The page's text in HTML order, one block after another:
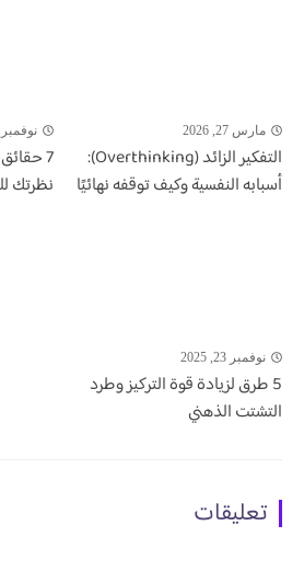
مارس 27, 2026
التفكير الزائد (Overthinking):
أسبابه النفسية وكيف توقفه نهائيًا
نوفمبر 23, 2025
7
نظرتك
نوفمبر 23, 2025
5 طرق لزيادة قوة التركيز وطرد
التشتت الذهني
تعليقات